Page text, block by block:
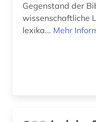
pommern (1)
portal (1)
Gegenstand der
wissenschaftliche
lexika... Mehr